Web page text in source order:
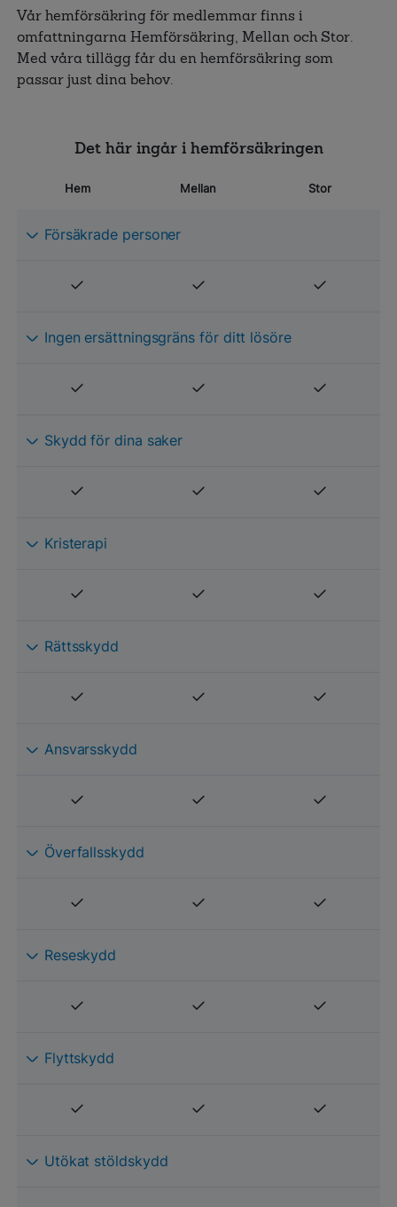
Vår hemförsäkring för medlemmar finns i
omfattningarna Hemförsäkring, Mellan och Stor.
Med våra tillägg får du en hemförsäkring som
passar just dina behov.
Det här ingår i hemförsäkringen
Hem Mellan Stor
Försäkrade personer
Ingen ersättningsgräns för ditt lösöre
Skydd för dina saker
Kristerapi
Rättsskydd
Ansvarsskydd
Överfallsskydd
Reseskydd
Flyttskydd
Utökat stöldskydd